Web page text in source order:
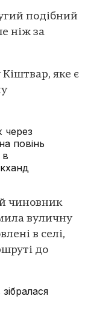
подібний
ніж за
Кіштвар, яке є
через
повінь
в
чиновник
вуличну
в селі,
до